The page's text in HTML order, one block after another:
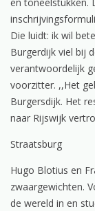
Die luidt: ik wil
Burgerdijk viel bij
verantwoordelijk
voorzitter. ,,Het
Burgersdijk. Het
naar Rijswijk
Straatsburg
Hugo Blotius en
zwaargewichten.
de wereld in en